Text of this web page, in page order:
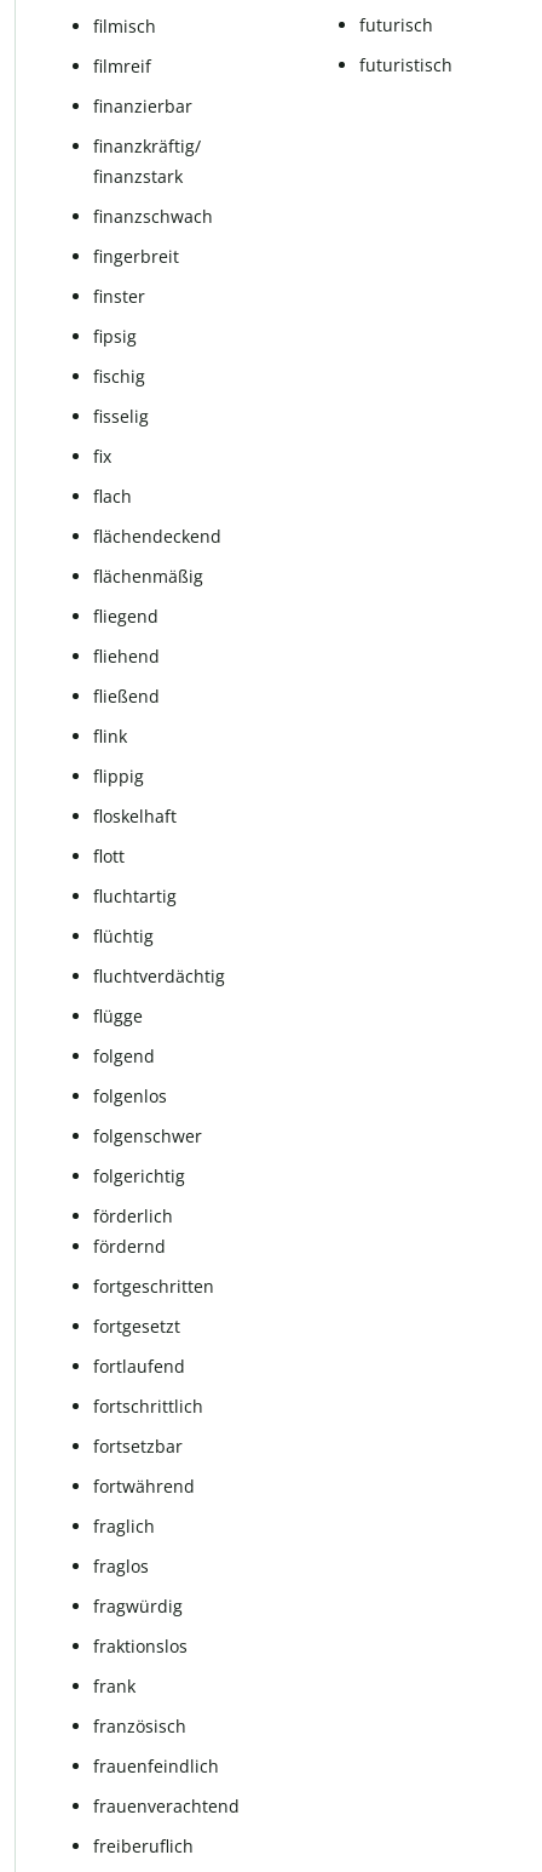
fil­misch
filmreif
fi­nan­zier­bar
finanzkräftig/
finanzstark
finanzschwach
fingerbreit
finster
fipsig
fi­schig
fis­se­lig
fix
flach
flächendeckend
flächenmäßig
fliegend
fliehend
fließend
flink
flippig
flos­kel­haft
flott
fluchtartig
flüchtig
fluchtverdächtig
flüg­ge
folgend
folgenlos
folgenschwer
folgerichtig
för­der­lich
fördernd
fortgeschritten
fort­ge­setzt
fortlaufend
fort­schritt­lich
fortsetzbar
fort­wäh­rend
fraglich
fraglos
fragwürdig
fraktionslos
frank
fran­zö­sisch
frau­en­feind­lich
frauenverachtend
frei­be­ruf­lich
fu­tu­risch
futuristisch